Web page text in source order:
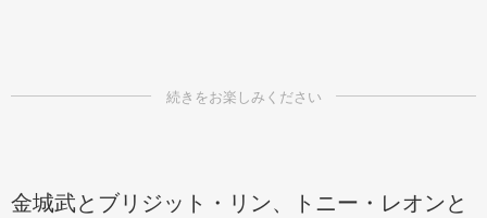
金城武とブリジット・リン、トニー・レオンと